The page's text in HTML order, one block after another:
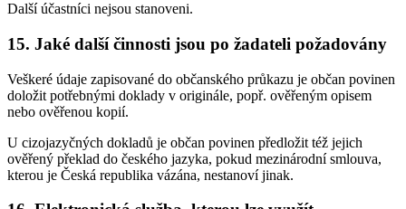
Další účastníci nejsou stanoveni.
15. Jaké další činnosti jsou po žadateli požadovány
Veškeré údaje zapisované do občanského průkazu je občan povinen
doložit potřebnými doklady v originále, popř. ověřeným opisem
nebo ověřenou kopií.
U cizojazyčných dokladů je občan povinen předložit též jejich
ověřený překlad do českého jazyka, pokud mezinárodní smlouva,
kterou je Česká republika vázána, nestanoví jinak.